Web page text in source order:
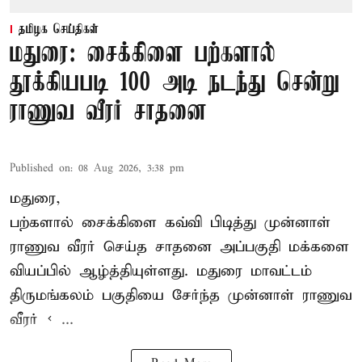
தமிழக செய்திகள்
மதுரை: சைக்கிளை பற்களால்
தூக்கியபடி 100 அடி நடந்து சென்று
ராணுவ வீரர் சாதனை
Published on: 08 Aug 2026, 3:38 pm
மதுரை,
பற்களால் சைக்கிளை கவ்வி பிடித்து முன்னாள்
ராணுவ வீரர் செய்த சாதனை அப்பகுதி மக்களை
வியப்பில் ஆழ்த்தியுள்ளது. மதுரை மாவட்டம்
திருமங்கலம் பகுதியை சேர்ந்த முன்னாள் ராணுவ
வீரர் < ...